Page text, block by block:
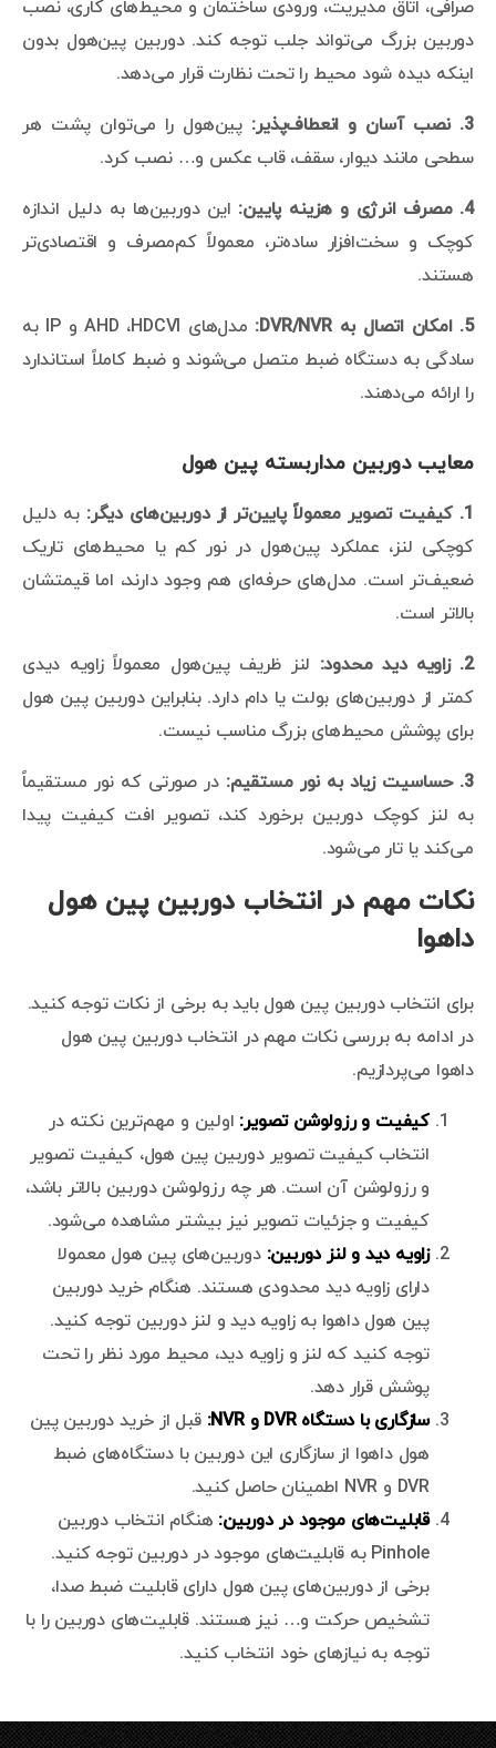
صرافی، اتاق مدیریت، ورودی ساختمان و محیط‌های کاری، نصب
دوربین بزرگ می‌تواند جلب توجه کند. دوربین پین‌هول بدون
اینکه دیده شود محیط را تحت نظارت قرار می‌دهد.
3. نصب آسان و انعطاف‌پذیر:
پین‌هول را می‌توان پشت هر
سطحی مانند دیوار، سقف، قاب عکس و… نصب کرد.
4. مصرف انرژی و هزینه پایین:
این دوربین‌ها به دلیل اندازه
کوچک و سخت‌افزار ساده‌تر، معمولاً کم‌مصرف و اقتصادی‌تر
هستند.
5. امکان اتصال به DVR/NVR:
مدل‌های AHD ،HDCVI و IP به
سادگی به دستگاه ضبط متصل می‌شوند و ضبط کاملاً استاندارد
را ارائه می‌دهند.
معایب دوربین مداربسته پین هول
1. کیفیت تصویر معمولاً پایین‌تر از دوربین‌های دیگر:
به دلیل
کوچکی لنز، عملکرد پین‌هول در نور کم یا محیط‌های تاریک
ضعیف‌تر است. مدل‌های حرفه‌ای هم وجود دارند، اما قیمتشان
بالاتر است.
2. زاویه دید محدود:
لنز ظریف پین‌هول معمولاً زاویه دیدی
کمتر از دوربین‌های بولت یا دام دارد. بنابراین دوربین پین هول
برای پوشش محیط‌های بزرگ مناسب نیست.
3. حساسیت زیاد به نور مستقیم:
در صورتی که نور مستقیماً
به لنز کوچک دوربین برخورد کند، تصویر افت کیفیت پیدا
می‌کند یا تار می‌شود.
نکات مهم در انتخاب دوربین پین هول
داهوا
برای انتخاب دوربین پین هول باید به برخی از نکات توجه کنید.
در ادامه به بررسی نکات مهم در انتخاب دوربین پین هول
داهوا می‌پردازیم.
کیفیت و رزولوشن تصویر: اولین و مهم‌ترین نکته در
انتخاب کیفیت تصویر دوربین پین هول، کیفیت تصویر
و رزولوشن آن است. هر چه رزولوشن دوربین بالاتر باشد،
کیفیت و جزئیات تصویر نیز بیشتر مشاهده می‌شود.
زاویه دید و لنز دوربین: دوربین‌های پین هول معمولا
دارای زاویه دید محدودی هستند. هنگام خرید دوربین
پین هول داهوا به زاویه دید و لنز دوربین توجه کنید.
توجه کنید که لنز و زاویه دید، محیط مورد نظر را تحت
پوشش قرار دهد.
سازگاری با دستگاه DVR و NVR:
قبل از خرید دوربین پین
هول داهوا از سازگاری این دوربین با دستگاه‌های ضبط
DVR و NVR اطمینان حاصل کنید.
قابلیت‌های موجود در دوربین: هنگام انتخاب دوربین
Pinhole به قابلیت‌های موجود در دوربین توجه کنید.
برخی از دوربین‌های پین هول دارای قابلیت ضبط صدا،
تشخیص حرکت و… نیز هستند. قابلیت‌های دوربین را با
توجه به نیازهای خود انتخاب کنید.